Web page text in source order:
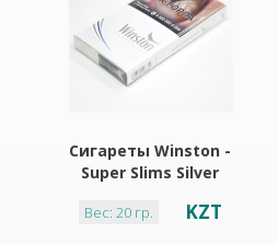
Сигареты Winston -
Super Slims Silver
Вес: 20 гр. KZT